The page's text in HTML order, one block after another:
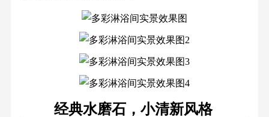
经典水磨石，小清新风格